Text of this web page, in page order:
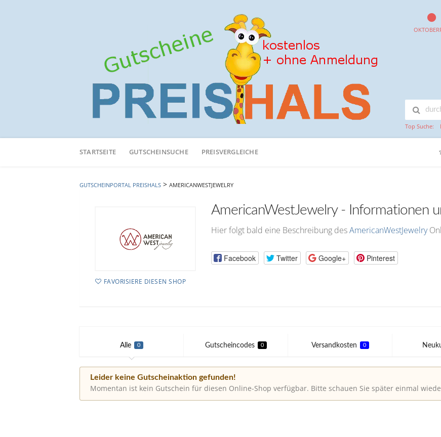
Top Suche:
Online-
STARTSEITE GUTSCHEINSUCHE PREISVERGLEICHE
GUTSCHEINPORTAL PREISHALS > AMERICANWESTJEWELRY
FAVORISIERE DIESEN SHOP
AmericanWestJewelry - Informationen
Hier folgt bald eine Beschreibung desAmericanWestJewelry
Facebook Twitter Google+ Pinterest
Alle 0 Gutscheincodes 0 Versandkosten 0
Leider keine Gutscheinaktion gefunden!
Momentan ist kein Gutschein für diesen Online-Shop verfügbar. Bitte schauen Sie später einmal